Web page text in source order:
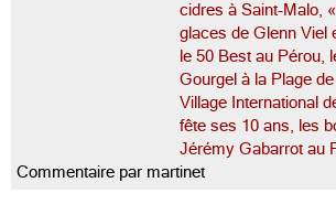
cidres à Saint-Malo,
glaces de Glenn Viel
le 50 Best au Pérou,
Gourgel à la Plage
Village International
fête ses 10 ans, les
Jérémy Gabarrot au
Commentaire par martinet